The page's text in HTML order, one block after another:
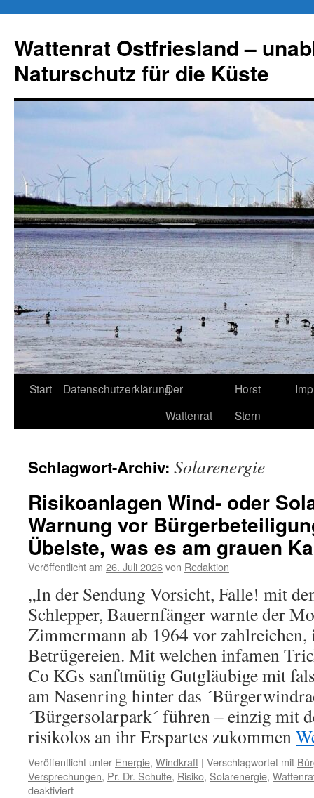
springen
Wattenrat Ostfriesland –
Naturschutz für die Küste
Start DatenschutzerklärungDer
Wattenrat
Horst
Stern
Schlagwort-Archiv: Solarenergie
Risikoanlagen Wind- oder
Warnung vor
Übelste, was es am grauen
Veröffentlicht am 26. Juli 2026von Redaktion
„In der Sendung Vorsicht, Falle! mit
Schlepper, Bauernfänger warnte der
Zimmermann ab 1964 vor zahlreichen,
Betrügereien. Mit welchen infamen
Co KGs sanftmütig Gutgläubige mit
am Nasenring hinter das
´Bürgersolarpark´ führen – einzig mit
risikolos an ihr Erspartes zukommen
Veröffentlicht unter Energie, Windkraft | Verschlagwortet mit
Versprechungen, Pr. Dr. Schulte, Risiko, Solarenergie,
deaktiviertfür